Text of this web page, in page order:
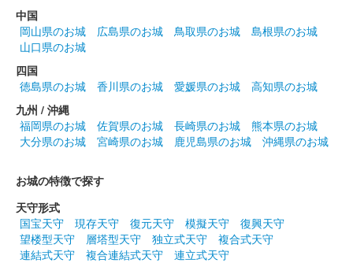
中国
岡山県のお城
広島県のお城 鳥取県のお城
島根県のお城
山口県のお城
四国
徳島県のお城
香川県のお城 愛媛県のお城
高知県のお城
九州 / 沖縄
福岡県のお城
佐賀県のお城 長崎県のお城
熊本県のお城
大分県のお城
宮崎県のお城 鹿児島県のお城 沖縄県のお城
お城の特徴で探す
天守形式
国宝天守
現存天守 復元天守 模擬天守
復興天守
望楼型天守
層塔型天守 独立式天守
複合式天守
連結式天守
複合連結式天守
連立式天守